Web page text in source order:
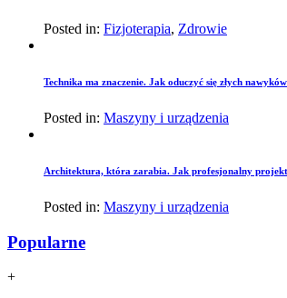
Posted in: Fizjoterapia, Zdrowie
Technika ma znaczenie. Jak oduczyć się złych
Posted in: Maszyny i urządzenia
Architektura, która zarabia. Jak profesjonalny
Posted in: Maszyny i urządzenia
Popularne
+